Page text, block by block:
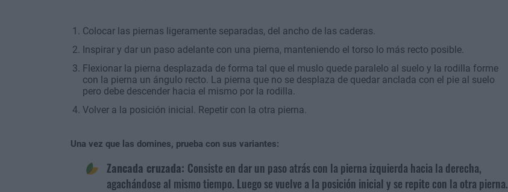
Colocar las piernas ligeramente separadas, del ancho de las caderas.
Inspirar y dar un paso adelante con una pierna, manteniendo el torso lo más recto posible.
Flexionar la pierna desplazada de forma tal que el muslo quede paralelo al suelo y la rodilla forme
con la pierna un ángulo recto. La pierna que no se desplaza de quedar anclada con el pie al suelo
pero debe descender hacia el mismo por la rodilla.
Volver a la posición inicial. Repetir con la otra pierna.
Una vez que las domines, prueba con sus variantes:
Zancada cruzada: Consiste en dar un paso atrás con la pierna izquierda hacia la derecha,
agachándose al mismo tiempo. Luego se vuelve a la posición inicial y se repite con la otra pierna.